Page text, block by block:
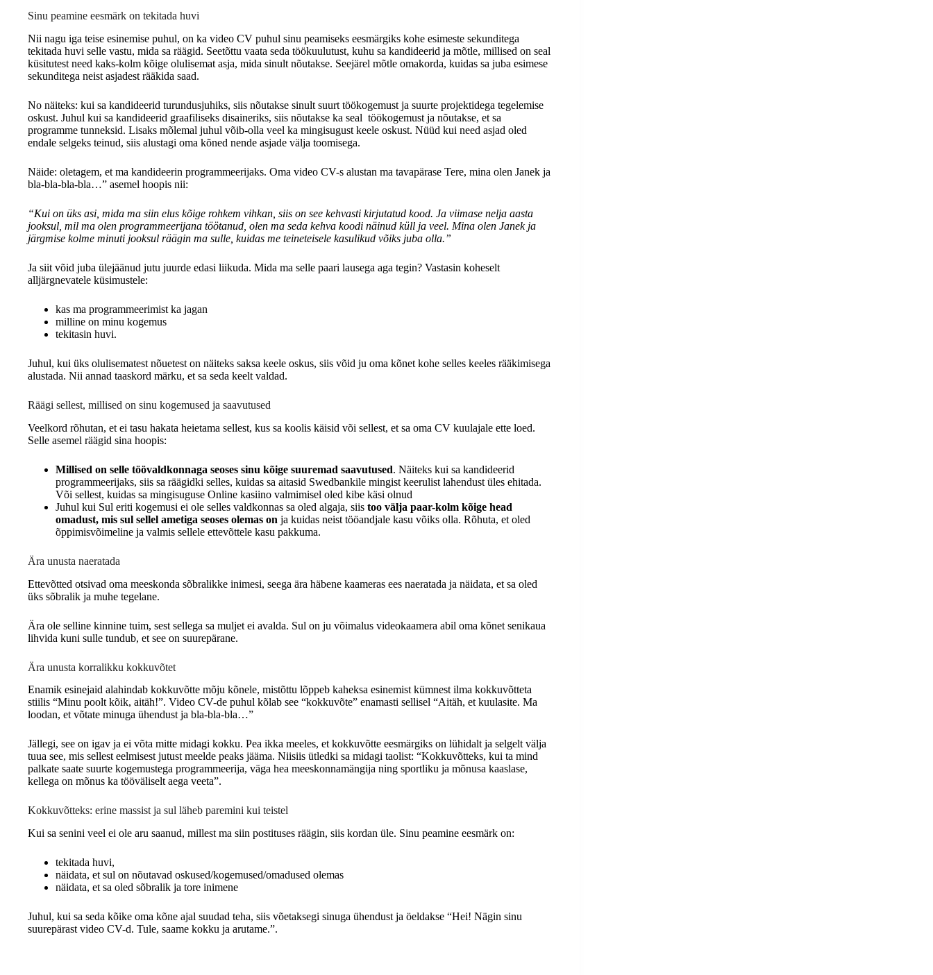
Sinu peamine eesmärk on tekitada huvi
Nii nagu iga teise esinemise puhul, on ka video CV puhul sinu peamiseks eesmärgiks kohe esimeste sekunditega
tekitada huvi selle vastu, mida sa räägid. Seetõttu vaata seda töökuulutust, kuhu sa kandideerid ja mõtle, millised on seal
küsitutest need kaks-kolm kõige olulisemat asja, mida sinult nõutakse. Seejärel mõtle omakorda, kuidas sa juba esimese
sekunditega neist asjadest rääkida saad.
No näiteks: kui sa kandideerid turundusjuhiks, siis nõutakse sinult suurt töökogemust ja suurte projektidega tegelemise
oskust. Juhul kui sa kandideerid graafiliseks disaineriks, siis nõutakse ka seal töökogemust ja nõutakse, et sa
programme tunneksid. Lisaks mõlemal juhul võib-olla veel ka mingisugust keele oskust. Nüüd kui need asjad oled
endale selgeks teinud, siis alustagi oma kõned nende asjade välja toomisega.
Näide: oletagem, et ma kandideerin programmeerijaks. Oma video CV-s alustan ma tavapärase Tere, mina olen Janek ja
bla-bla-bla-bla…” asemel hoopis nii:
“Kui on üks asi, mida ma siin elus kõige rohkem vihkan, siis on see kehvasti kirjutatud kood. Ja viimase nelja aasta
jooksul, mil ma olen programmeerijana töötanud, olen ma seda kehva koodi näinud küll ja veel. Mina olen Janek ja
järgmise kolme minuti jooksul räägin ma sulle, kuidas me teineteisele kasulikud võiks juba olla.”
Ja siit võid juba ülejäänud jutu juurde edasi liikuda. Mida ma selle paari lausega aga tegin? Vastasin koheselt
alljärgnevatele küsimustele:
kas ma programmeerimist ka jagan
milline on minu kogemus
tekitasin huvi.
Juhul, kui üks olulisematest nõuetest on näiteks saksa keele oskus, siis võid ju oma kõnet kohe selles keeles rääkimisega
alustada. Nii annad taaskord märku, et sa seda keelt valdad.
Räägi sellest, millised on sinu kogemused ja saavutused
Veelkord rõhutan, et ei tasu hakata heietama sellest, kus sa koolis käisid või sellest, et sa oma CV kuulajale ette loed.
Selle asemel räägid sina hoopis:
Millised on selle töövaldkonnaga seoses sinu kõige suuremad saavutused. Näiteks kui sa kandideerid
programmeerijaks, siis sa räägidki selles, kuidas sa aitasid Swedbankile mingist keerulist lahendust üles ehitada.
Või sellest, kuidas sa mingisuguse Online kasiino valmimisel oled kibe käsi olnud
Juhul kui Sul eriti kogemusi ei ole selles valdkonnas sa oled algaja, siis too välja paar-kolm kõige head
omadust, mis sul sellel ametiga seoses olemas on ja kuidas neist tööandjale kasu võiks olla. Rõhuta, et oled
õppimisvõimeline ja valmis sellele ettevõttele kasu pakkuma.
Ära unusta naeratada
Ettevõtted otsivad oma meeskonda sõbralikke inimesi, seega ära häbene kaameras ees naeratada ja näidata, et sa oled
üks sõbralik ja muhe tegelane.
Ära ole selline kinnine tuim, sest sellega sa muljet ei avalda. Sul on ju võimalus videokaamera abil oma kõnet senikaua
lihvida kuni sulle tundub, et see on suurepärane.
Ära unusta korralikku kokkuvõtet
Enamik esinejaid alahindab kokkuvõtte mõju kõnele, mistõttu lõppeb kaheksa esinemist kümnest ilma kokkuvõtteta
stiilis “Minu poolt kõik, aitäh!”. Video CV-de puhul kõlab see “kokkuvõte” enamasti sellisel “Aitäh, et kuulasite. Ma
loodan, et võtate minuga ühendust ja bla-bla-bla…”
Jällegi, see on igav ja ei võta mitte midagi kokku. Pea ikka meeles, et kokkuvõtte eesmärgiks on lühidalt ja selgelt välja
tuua see, mis sellest eelmisest jutust meelde peaks jääma. Niisiis ütledki sa midagi taolist: “Kokkuvõtteks, kui ta mind
palkate saate suurte kogemustega programmeerija, väga hea meeskonnamängija ning sportliku ja mõnusa kaaslase,
kellega on mõnus ka tööväliselt aega veeta”.
Kokkuvõtteks: erine massist ja sul läheb paremini kui teistel
Kui sa senini veel ei ole aru saanud, millest ma siin postituses räägin, siis kordan üle. Sinu peamine eesmärk on:
tekitada huvi,
näidata, et sul on nõutavad oskused/kogemused/omadused olemas
näidata, et sa oled sõbralik ja tore inimene
Juhul, kui sa seda kõike oma kõne ajal suudad teha, siis võetaksegi sinuga ühendust ja öeldakse “Hei! Nägin sinu
suurepärast video CV-d. Tule, saame kokku ja arutame.”.